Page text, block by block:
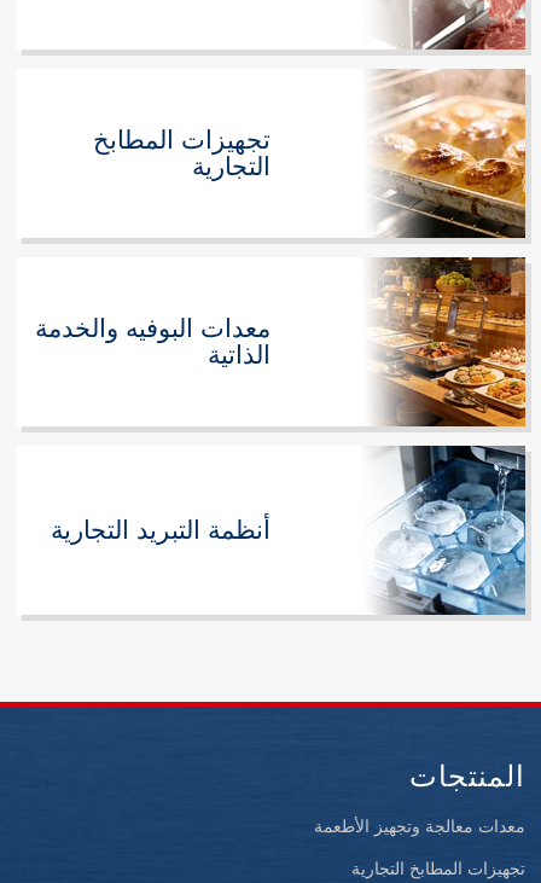
تجهيزات المطابخ
التجارية
معدات البوفيه والخدمة
الذاتية
أنظمة التبريد التجارية
المنتجات
معدات معالجة وتجهيز الأطعمة
تجهيزات المطابخ التجارية